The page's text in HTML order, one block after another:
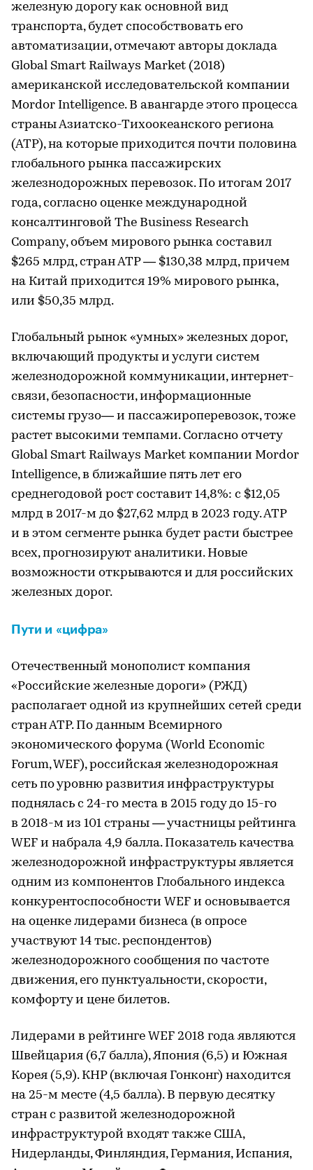
железную дорогу как основной вид
транспорта, будет способствовать его
автоматизации, отмечают авторы доклада
Global Smart Railways Market (2018)
американской исследовательской компании
Mordor Intelligence. В авангарде этого процесса
страны Азиатско-Тихоокеанского региона
(АТР), на которые приходится почти половина
глобального рынка пассажирских
железнодорожных перевозок. По итогам 2017
года, согласно оценке международной
консалтинговой The Business Research
Company, объем мирового рынка составил
$265 млрд, стран АТР — $130,38 млрд, причем
на Китай приходится 19% мирового рынка,
или $50,35 млрд.
Глобальный рынок «умных» железных дорог,
включающий продукты и услуги систем
железнодорожной коммуникации, интернет-
связи, безопасности, информационные
системы грузо— и пассажироперевозок, тоже
растет высокими темпами. Согласно отчету
Global Smart Railways Market компании Mordor
Intelligence, в ближайшие пять лет его
среднегодовой рост составит 14,8%: с $12,05
млрд в 2017-м до $27,62 млрд в 2023 году. АТР
и в этом сегменте рынка будет расти быстрее
всех, прогнозируют аналитики. Новые
возможности открываются и для российских
железных дорог.
Пути и «цифра»
Отечественный монополист компания
«Российские железные дороги» (РЖД)
располагает одной из крупнейших сетей среди
стран АТР. По данным Всемирного
экономического форума (World Economic
Forum, WEF), российская железнодорожная
сеть по уровню развития инфраструктуры
поднялась с 24-го места в 2015 году до 15-го
в 2018-м из 101 страны — участницы рейтинга
WEF и набрала 4,9 балла. Показатель качества
железнодорожной инфраструктуры является
одним из компонентов Глобального индекса
конкурентоспособности WEF и основывается
на оценке лидерами бизнеса (в опросе
участвуют 14 тыс. респондентов)
железнодорожного сообщения по частоте
движения, его пунктуальности, скорости,
комфорту и цене билетов.
Лидерами в рейтинге WEF 2018 года являются
Швейцария (6,7 балла), Япония (6,5) и Южная
Корея (5,9). КНР (включая Гонконг) находится
на 25-м месте (4,5 балла). В первую десятку
стран с развитой железнодорожной
инфраструктурой входят также США,
Нидерланды, Финляндия, Германия, Испания,